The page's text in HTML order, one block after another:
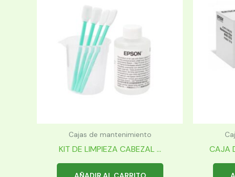
Cajas de mantenimiento
KIT DE LIMPIEZA CABEZAL ... CAJA